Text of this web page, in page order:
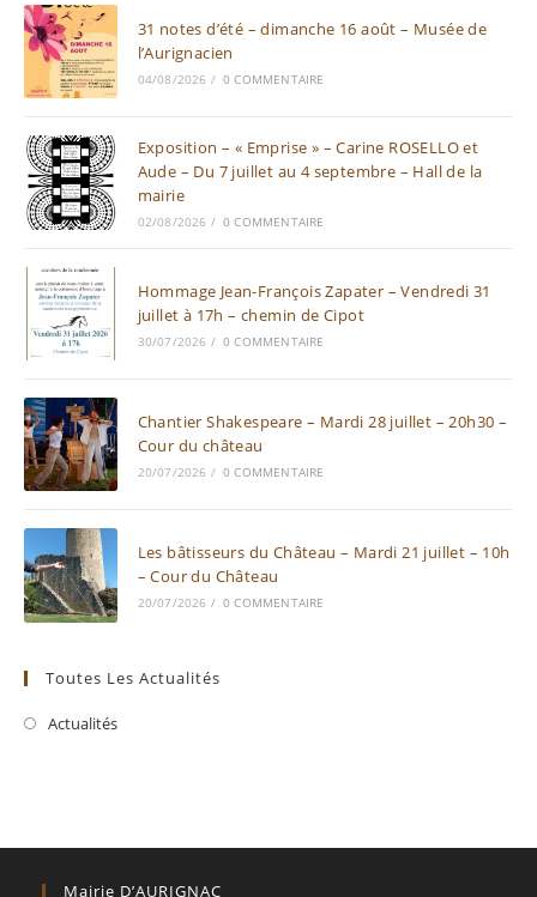
31 notes d’été – dimanche 16 août – Musée de
l’Aurignacien
04/08/2026 / 0 COMMENTAIRE
Exposition – « Emprise » – Carine ROSELLO et
Aude – Du 7 juillet au 4 septembre – Hall de la
mairie
02/08/2026 / 0 COMMENTAIRE
Hommage Jean-François Zapater – Vendredi 31
juillet à 17h – chemin de Cipot
30/07/2026 / 0 COMMENTAIRE
Chantier Shakespeare – Mardi 28 juillet – 20h30 –
Cour du château
20/07/2026 / 0 COMMENTAIRE
Les bâtisseurs du Château – Mardi 21 juillet – 10h
– Cour du Château
20/07/2026 / 0 COMMENTAIRE
Toutes Les Actualités
Actualités
Mairie D’AURIGNAC